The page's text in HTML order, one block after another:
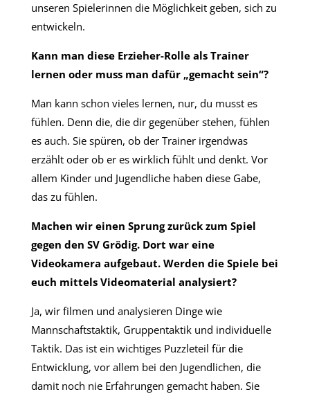
unseren Spielerinnen die Möglichkeit geben, sich zu
entwickeln.
Kann man diese Erzieher-Rolle als Trainer
lernen oder muss man dafür „gemacht sein“?
Man kann schon vieles lernen, nur, du musst es
fühlen. Denn die, die dir gegenüber stehen, fühlen
es auch. Sie spüren, ob der Trainer irgendwas
erzählt oder ob er es wirklich fühlt und denkt. Vor
allem Kinder und Jugendliche haben diese Gabe,
das zu fühlen.
Machen wir einen Sprung zurück zum Spiel
gegen den SV Grödig. Dort war eine
Videokamera aufgebaut. Werden die Spiele bei
euch mittels Videomaterial analysiert?
Ja, wir filmen und analysieren Dinge wie
Mannschaftstaktik, Gruppentaktik und individuelle
Taktik. Das ist ein wichtiges Puzzleteil für die
Entwicklung, vor allem bei den Jugendlichen, die
damit noch nie Erfahrungen gemacht haben. Sie